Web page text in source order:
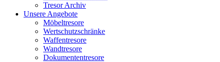
Tresor Archiv
Unsere Angebote
Möbeltresore
Wertschutzschränke
Waffentresore
Wandtresore
Dokumententresore